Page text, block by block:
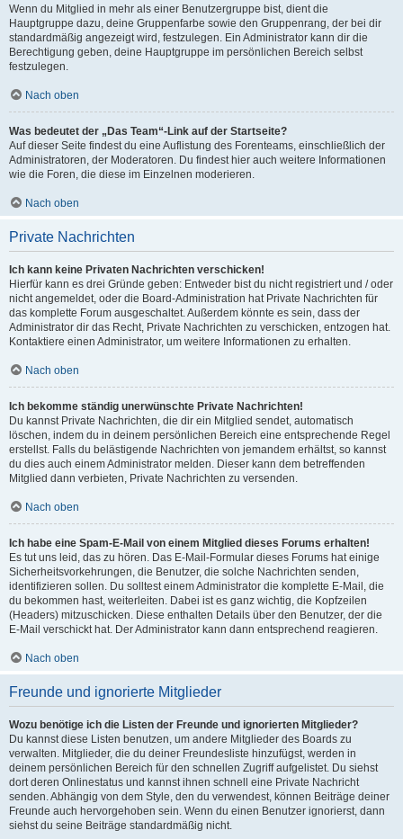
Wenn du Mitglied in mehr als einer Benutzergruppe bist, dient die
Hauptgruppe dazu, deine Gruppenfarbe sowie den Gruppenrang, der bei dir
standardmäßig angezeigt wird, festzulegen. Ein Administrator kann dir die
Berechtigung geben, deine Hauptgruppe im persönlichen Bereich selbst
festzulegen.
Nach oben
Was bedeutet der „Das Team“-Link auf der Startseite?
Auf dieser Seite findest du eine Auflistung des Forenteams, einschließlich der
Administratoren, der Moderatoren. Du findest hier auch weitere Informationen
wie die Foren, die diese im Einzelnen moderieren.
Nach oben
Private Nachrichten
Ich kann keine Privaten Nachrichten verschicken!
Hierfür kann es drei Gründe geben: Entweder bist du nicht registriert und / oder
nicht angemeldet, oder die Board-Administration hat Private Nachrichten für
das komplette Forum ausgeschaltet. Außerdem könnte es sein, dass der
Administrator dir das Recht, Private Nachrichten zu verschicken, entzogen hat.
Kontaktiere einen Administrator, um weitere Informationen zu erhalten.
Nach oben
Ich bekomme ständig unerwünschte Private Nachrichten!
Du kannst Private Nachrichten, die dir ein Mitglied sendet, automatisch
löschen, indem du in deinem persönlichen Bereich eine entsprechende Regel
erstellst. Falls du belästigende Nachrichten von jemandem erhältst, so kannst
du dies auch einem Administrator melden. Dieser kann dem betreffenden
Mitglied dann verbieten, Private Nachrichten zu versenden.
Nach oben
Ich habe eine Spam-E-Mail von einem Mitglied dieses Forums erhalten!
Es tut uns leid, das zu hören. Das E-Mail-Formular dieses Forums hat einige
Sicherheitsvorkehrungen, die Benutzer, die solche Nachrichten senden,
identifizieren sollen. Du solltest einem Administrator die komplette E-Mail, die
du bekommen hast, weiterleiten. Dabei ist es ganz wichtig, die Kopfzeilen
(Headers) mitzuschicken. Diese enthalten Details über den Benutzer, der die
E-Mail verschickt hat. Der Administrator kann dann entsprechend reagieren.
Nach oben
Freunde und ignorierte Mitglieder
Wozu benötige ich die Listen der Freunde und ignorierten Mitglieder?
Du kannst diese Listen benutzen, um andere Mitglieder des Boards zu
verwalten. Mitglieder, die du deiner Freundesliste hinzufügst, werden in
deinem persönlichen Bereich für den schnellen Zugriff aufgelistet. Du siehst
dort deren Onlinestatus und kannst ihnen schnell eine Private Nachricht
senden. Abhängig von dem Style, den du verwendest, können Beiträge deiner
Freunde auch hervorgehoben sein. Wenn du einen Benutzer ignorierst, dann
siehst du seine Beiträge standardmäßig nicht.